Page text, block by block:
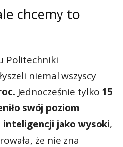
chcemy to
Politechniki
niemal wszyscy
Jednocześnie tylko 15
swój poziom
jako wysoki,
że nie zna